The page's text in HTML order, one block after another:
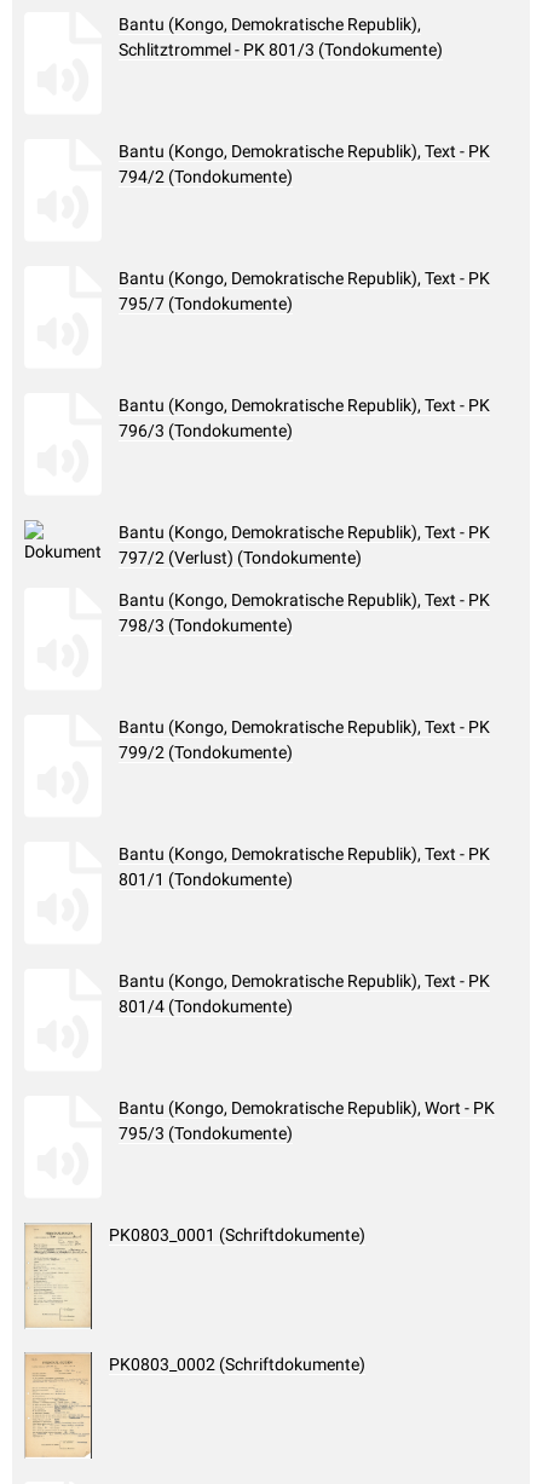
Bantu (Kongo, Demokratische Republik),
Schlitztrommel - PK 801/3 (Tondokumente)
Bantu (Kongo, Demokratische Republik), Text - PK
794/2 (Tondokumente)
Bantu (Kongo, Demokratische Republik), Text - PK
795/7 (Tondokumente)
Bantu (Kongo, Demokratische Republik), Text - PK
796/3 (Tondokumente)
Bantu (Kongo, Demokratische Republik), Text - PK
797/2 (Verlust) (Tondokumente)
Bantu (Kongo, Demokratische Republik), Text - PK
798/3 (Tondokumente)
Bantu (Kongo, Demokratische Republik), Text - PK
799/2 (Tondokumente)
Bantu (Kongo, Demokratische Republik), Text - PK
801/1 (Tondokumente)
Bantu (Kongo, Demokratische Republik), Text - PK
801/4 (Tondokumente)
Bantu (Kongo, Demokratische Republik), Wort - PK
795/3 (Tondokumente)
PK0803_0001 (Schriftdokumente)
PK0803_0002 (Schriftdokumente)